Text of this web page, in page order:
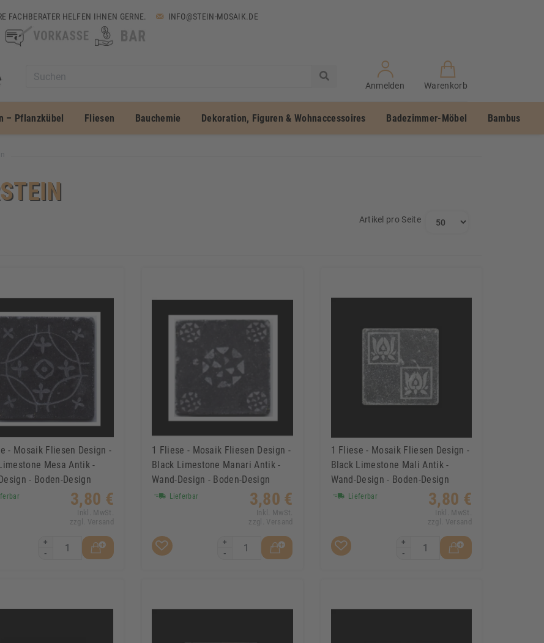
FACHBERATER HELFEN IHNEN GERNE. INFO@STEIN-MOSAIK.DE
Anmelden Warenkorb
– Pflanzkübel Fliesen Bauchemie Dekoration, Figuren & Wohnaccessoires Badezimmer-Möbel Bambus
Artikel pro Seite
- Mosaik Fliesen Design -
Mesa Antik -
- Boden-Design
3,80 €
Inkl. MwSt.
zzgl. Versand
+
-
1 Fliese - Mosaik Fliesen Design -
Black Limestone Manari Antik -
Wand-Design - Boden-Design
Lieferbar 3,80 €
Inkl. MwSt.
zzgl. Versand
+
-
1 Fliese - Mosaik Fliesen Design -
Black Limestone Mali Antik -
Wand-Design - Boden-Design
Lieferbar 3,80 €
Inkl. MwSt.
zzgl. Versand
+
-